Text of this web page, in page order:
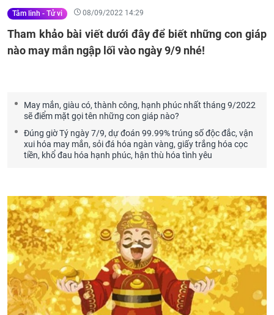
Tâm linh - Tử vi 08/09/2022 14:29
Tham khảo bài viết dưới đây để biết những con giáp
nào may mắn ngập lối vào ngày 9/9 nhé!
May mắn, giàu có, thành công, hạnh phúc nhất tháng 9/2022
sẽ điểm mặt gọi tên những con giáp nào?
Đúng giờ Tý ngày 7/9, dự đoán 99.99% trúng số độc đắc, vận
xui hóa may mắn, sỏi đá hóa ngàn vàng, giấy trắng hóa cọc
tiền, khổ đau hóa hạnh phúc, hận thù hóa tình yêu